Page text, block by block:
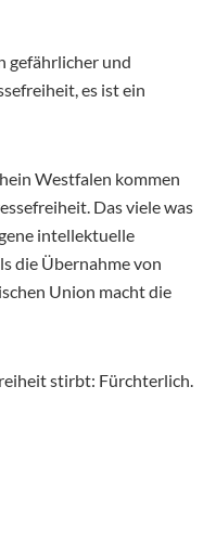
gefährlicher und
es ist ein
Westfalen kommen
Das viele was
intellektuelle
die Übernahme von
Union macht die
stirbt: Fürchterlich.